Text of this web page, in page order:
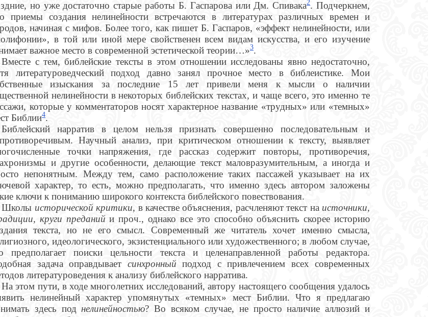
но уже достаточно старые работы Б. Гаспарова или Дм. Спивака2. Подчеркнем,
приемы создания нелинейности встречаются в литературах различных времен и
начиная с мифов. Более того, как пишет Б. Гаспаров, «эффект нелинейности, или
в той или иной мере свойственен всем видам искусства, и его изучение
важное место в современной эстетической теории…»3.
Вместе с тем, библейские тексты в этом отношении исследованы явно недостаточно,
литературоведческий подход давно занял прочное место в библеистике. Мои
изыскания за последние 15 лет привели меня к мысли о наличии
нелинейности в некоторых библейских текстах, и чаще всего, это именно те
которые у комментаторов носят характерное название «трудных» или «темных»
Библии4.
Библейский нарратив в целом нельзя признать совершенно последовательным и
Научный анализ, при критическом отношении к тексту, выявляет
точки напряжения, где рассказ содержит повторы, противоречия,
и другие особенности, делающие текст маловразумительным, а иногда и
непонятным. Между тем, само расположение таких пассажей указывает на их
характер, то есть, можно предполагать, что именно здесь автором заложены
ключи к пониманию широкого контекста библейского повествования.
Школы исторической критики, в качестве объяснения, расчленяют текст на источники,
круги преданийи проч., однако все это способно объяснить скорее историю
текста, но не его смысл. Современный же читатель хочет именно смысла,
идеологического, экзистенциального или художественного; в любом случае,
предполагает поиски цельности текста и целенаправленной работы редактора.
задача оправдывает синхронный подход с привлечением всех современных
литературоведения к анализу библейского нарратива.
На этом пути, в ходе многолетних исследований, автору настоящего сообщения удалось
нелинейный характер упомянутых «темных» мест Библии. Что я предлагаю
здесь под нелинейностью? Во всяком случае, не просто наличие аллюзий и